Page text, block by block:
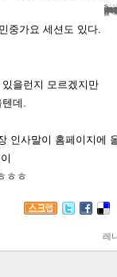
중가요 세션도 있다.
을런지 모르겠지만
데.
인사말이 홈페이지에
ㅎㅎ
레